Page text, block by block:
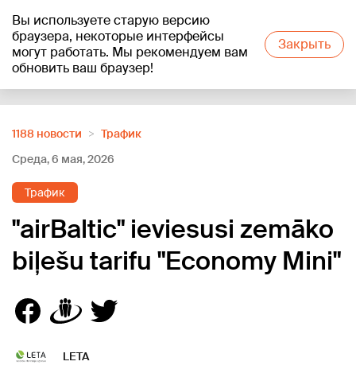
Вы используете старую версию
браузера, некоторые интерфейсы
могут работать. Мы рекомендуем вам
обновить ваш браузер!
Закрыть
+13°C
1188 новости
Трафик
Среда, 6 мая, 2026
Трафик
"airBaltic" ieviesusi zemāko
biļešu tarifu "Economy Mini"
LETA